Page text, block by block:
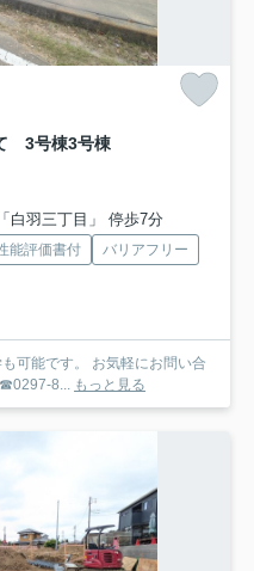
3号棟3号棟
白羽三丁目」 停歩7分
能評価書付
バリアフリー
可能です。 お気軽にお問い合
産】 ☎0297-8... もっと見る